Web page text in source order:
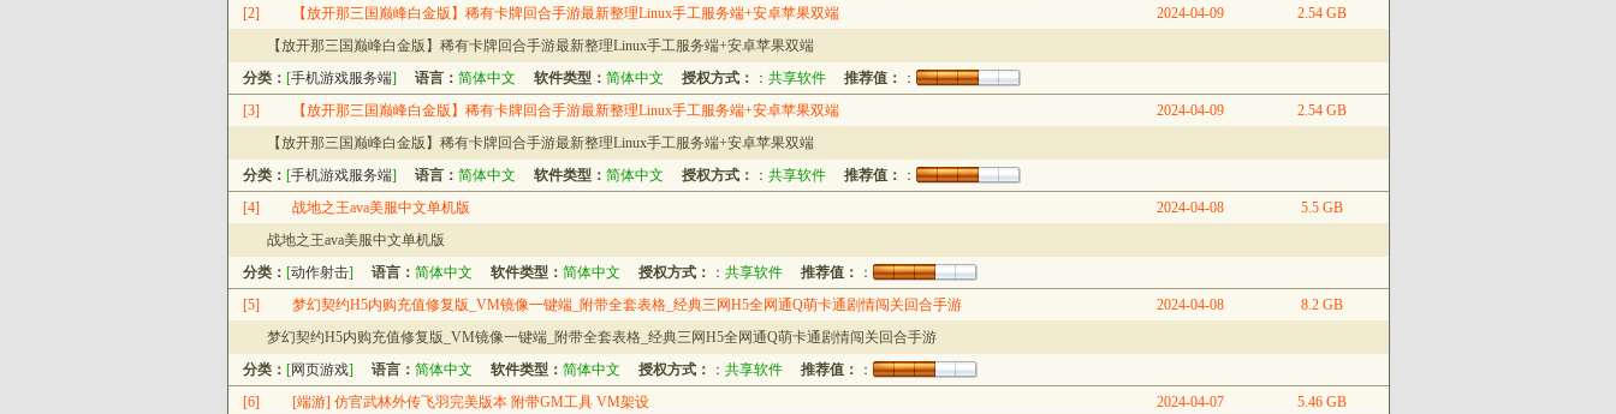
2.54 GB
2024-04-09
[2]
【放开那三国巅峰白金版】稀有卡牌回合手游最新整理Linux手工服务端+安卓苹果双端
【放开那三国巅峰白金版】稀有卡牌回合手游最新整理Linux手工服务端+安卓苹果双端
分类： [手机游戏服务端] 语言： 简体中文 软件类型： 简体中文 授权方式： ： 共享软件 推荐值：
：
2.54 GB
2024-04-09
[3]
【放开那三国巅峰白金版】稀有卡牌回合手游最新整理Linux手工服务端+安卓苹果双端
【放开那三国巅峰白金版】稀有卡牌回合手游最新整理Linux手工服务端+安卓苹果双端
分类： [手机游戏服务端] 语言： 简体中文 软件类型： 简体中文 授权方式： ： 共享软件 推荐值：
：
5.5 GB
2024-04-08
[4]
战地之王ava美服中文单机版
战地之王ava美服中文单机版
分类： [动作射击] 语言： 简体中文 软件类型： 简体中文 授权方式： ： 共享软件 推荐值：
：
8.2 GB
2024-04-08
[5]
梦幻契约H5内购充值修复版_VM镜像一键端_附带全套表格_经典三网H5全网通Q萌卡通剧情闯关回合手游
梦幻契约H5内购充值修复版_VM镜像一键端_附带全套表格_经典三网H5全网通Q萌卡通剧情闯关回合手游
分类： [网页游戏] 语言： 简体中文 软件类型： 简体中文 授权方式： ： 共享软件 推荐值：
：
5.46 GB
2024-04-07
[6]
[端游] 仿官武林外传飞羽完美版本 附带GM工具 VM架设